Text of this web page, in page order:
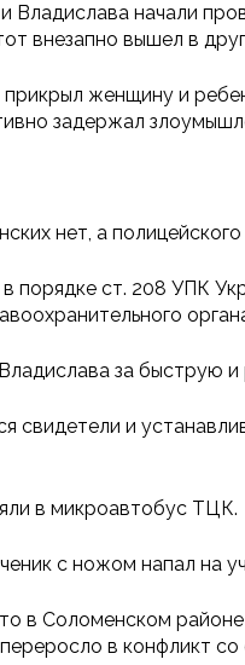
Владислава начали
внезапно вышел в
женщину и
задержал
нет, а
порядке ст. 208 УПК
за быструю
и
в микроавтобус ТЦК.
с ножом напал на
в Соломенском
в конфликт со